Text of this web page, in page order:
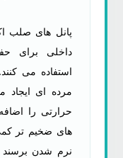
پانل های صلب
داخلی برای
استفاده می
مرده ای ایجاد
حرارتی را
های ضخیم تر
نرم شدن برسند